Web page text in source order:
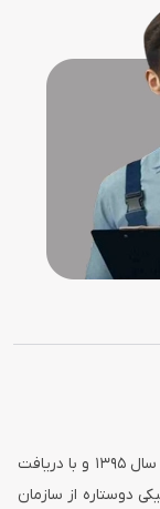
فروشگاه اینترنتی کاکا با عنایات خداوندی از ابتدای سال ۱۳۹۵ و با دریافت
دوستاره از سازمان